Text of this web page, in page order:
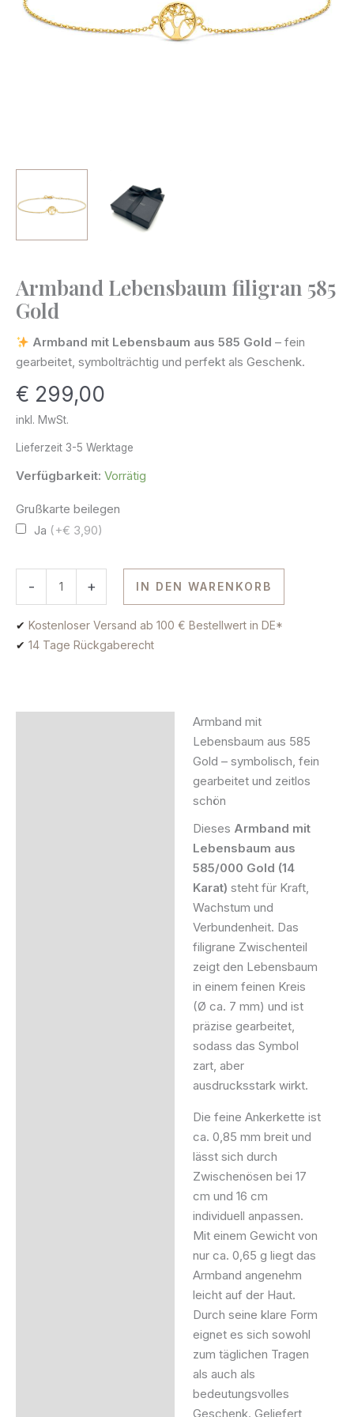
Armband Lebensbaum filigran 585
Gold
Armband mit Lebensbaum aus 585 Gold – fein
gearbeitet, symbolträchtig und perfekt als Geschenk.
€ 299,00
inkl. MwSt.
Lieferzeit 3-5 Werktage
Verfügbarkeit: Vorrätig
Grußkarte beilegen
Ja (+€ 3,90)
-
Armband
Lebensbaum
585
Gold
Menge
+ IN DEN WARENKORB
✔ Kostenloser Versand ab 100 € Bestellwert in DE*
✔ 14 Tage Rückgaberecht
Armband mit
Lebensbaum aus 585
Gold – symbolisch, fein
gearbeitet und zeitlos
schön
Dieses Armband mit
Lebensbaum aus
585/000 Gold (14
Karat) steht für Kraft,
Wachstum und
Verbundenheit. Das
filigrane Zwischenteil
zeigt den Lebensbaum
in einem feinen Kreis
(Ø ca. 7 mm) und ist
präzise gearbeitet,
sodass das Symbol
zart, aber
ausdrucksstark wirkt.
Die feine Ankerkette ist
ca. 0,85 mm breit und
lässt sich durch
Zwischenösen bei 17
cm und 16 cm
individuell anpassen.
Mit einem Gewicht von
nur ca. 0,65 g liegt das
Armband angenehm
leicht auf der Haut.
Durch seine klare Form
eignet es sich sowohl
zum täglichen Tragen
als auch als
bedeutungsvolles
Geschenk. Geliefert